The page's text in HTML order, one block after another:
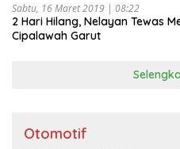
Sabtu, 16 Maret 2019 | 08:22
2 Hari Hilang, Nelayan Tewas
Cipalawah Garut
Otomotif